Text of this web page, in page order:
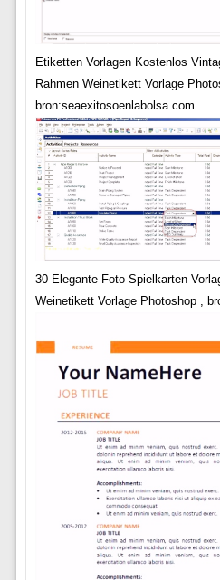
Etiketten Vorlagen Kostenlos
Rahmen Weinetikett Vorlage
bron:seaexitosoenlabolsa.com
30 Elegante Foto Spielkarten
Weinetikett Vorlage Photoshop ,